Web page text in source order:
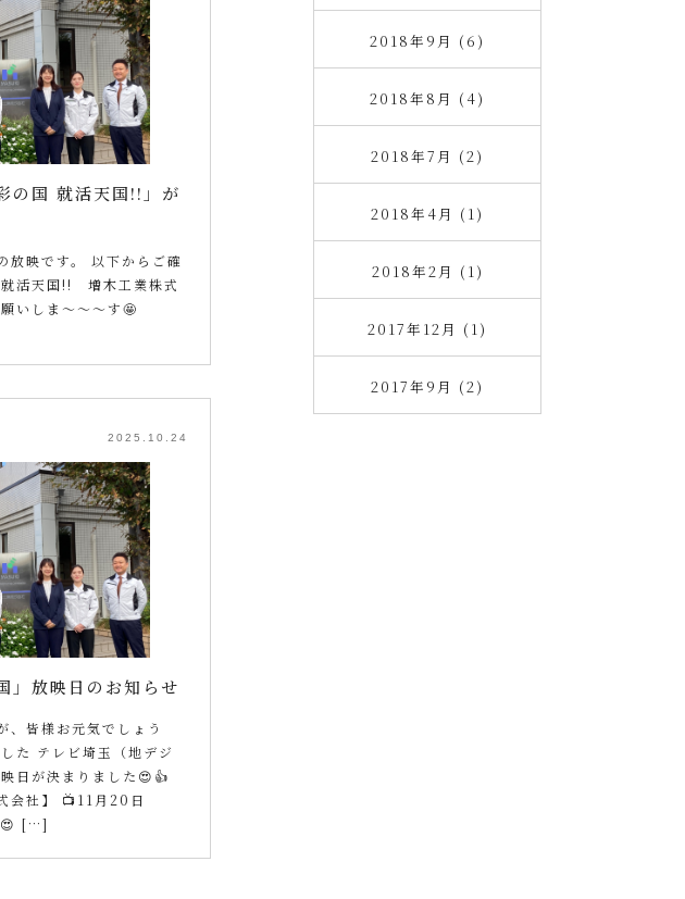
の国 就活天国!!」が
放映です。 以下からご確
活天国!! 増木工業株式
いしま～～～す🤩
2025.10.24
」放映日のお知らせ
、皆様お元気でしょう
た テレビ埼玉（地デジ
日が決まりました😍👍
会社】 📺11月20日
[…]
2018年9月 (6)
2018年8月 (4)
2018年7月 (2)
2018年4月 (1)
2018年2月 (1)
2017年12月 (1)
2017年9月 (2)